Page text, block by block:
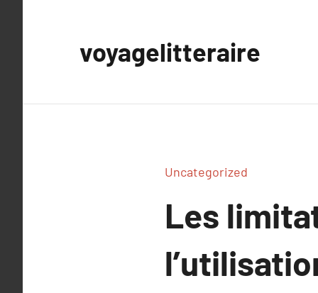
voyagelitteraire
Uncategorized
Les